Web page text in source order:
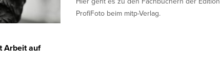
Arbeit auf
ProfiFoto beim mitp-Verlag.